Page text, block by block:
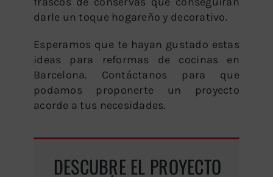
darle un toque hogareño y decorativo.
Esperamos que te hayan gustado estas
ideas para reformas de cocinas en
Barcelona. Contáctanos para que
podamos proponerte un proyecto
acorde a tus necesidades.
DESCUBRE EL PROYECTO